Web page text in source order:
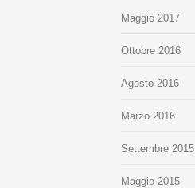
Maggio 2017
Ottobre 2016
Agosto 2016
Marzo 2016
Settembre 2015
Maggio 2015